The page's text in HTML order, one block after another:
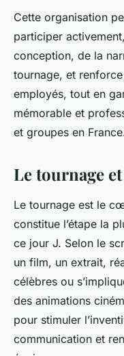
Cette organisation
participer
conception, de la
tournage, et
employés, tout en
mémorable et
et groupes en
Le tournage
Le tournage est le
constitue l’étape la
ce jour J. Selon le
un film, un extrait,
célèbres ou
des animations
pour stimuler
communication et